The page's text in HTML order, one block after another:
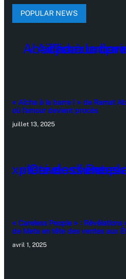
POPULAR NEWS
« Aïcha à la barre ! » de Ramat
où l’amour devient procès
juillet 13, 2025
« Careless People » :
de Meta en tête des ventes aux
avril 1, 2025